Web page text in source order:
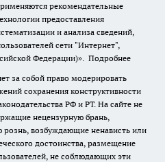
рекомендательные
предоставления
и анализа сведений,
сети "Интернет",
Федерации)». Подробнее
за собой право модерировать
сохранения конструктивности
РФ и РТ. На сайте не
нецензурную брань,
возбуждающие ненависть или
достоинства, размещение
не соблюдающих эти